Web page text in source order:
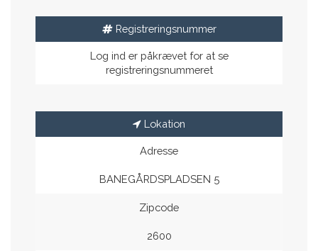
Registreringsnummer
Log ind er påkrævet for at se
registreringsnummeret
Lokation
Adresse
BANEGÅRDSPLADSEN 5
Zipcode
2600